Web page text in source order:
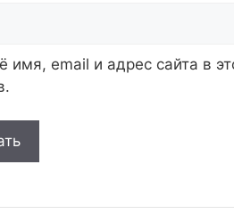
имя, email и адрес сайта в